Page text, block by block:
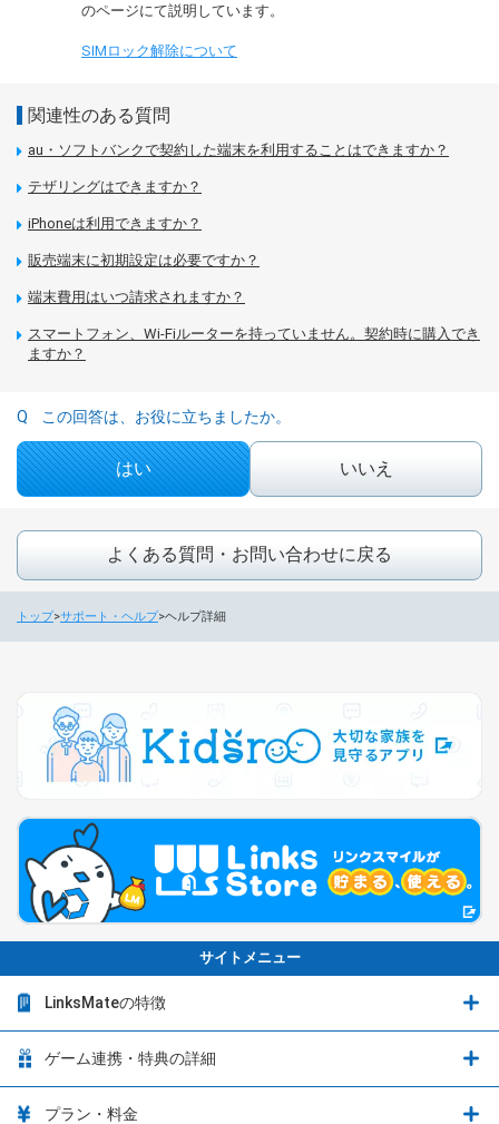
のページにて説明しています。
SIMロック解除について
関連性のある質問
au・ソフトバンクで契約した端末を利用することはできますか？
テザリングはできますか？
iPhoneは利用できますか？
販売端末に初期設定は必要ですか？
端末費用はいつ請求されますか？
スマートフォン、Wi-Fiルーターを持っていません。契約時に購入でき
ますか？
この回答は、お役に立ちましたか。
はい いいえ
よくある質問・お問い合わせに戻る
トップ サポート・ヘルプ ヘルプ詳細
サイトメニュー
LinksMateの特徴
LinksMateの特徴
ゲーム連携・特典の詳細
ゲーム連携・特典の詳細
プラン・料金